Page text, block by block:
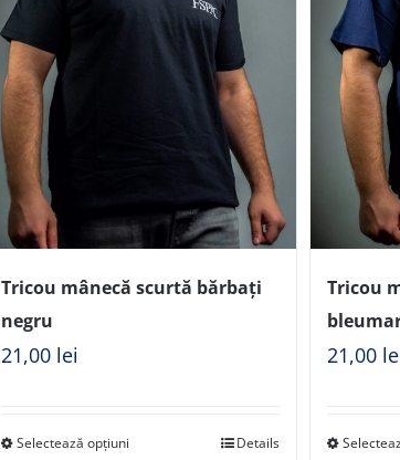
Tricou mânecă scurtă bărbați
negru
21,00 lei
Selectează opțiuni Details
Tricou
21,00